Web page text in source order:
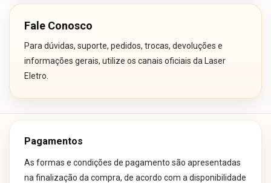
Fale Conosco
Para dúvidas, suporte, pedidos, trocas, devoluções e
informações gerais, utilize os canais oficiais da Laser
Eletro.
Pagamentos
As formas e condições de pagamento são apresentadas
na finalização da compra, de acordo com a disponibilidade